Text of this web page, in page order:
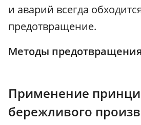
и аварий всегда
предотвращение.
Методы
Применение
бережливого